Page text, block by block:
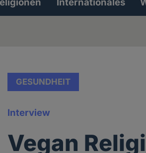
GESUNDHEIT
Interview
Vegan